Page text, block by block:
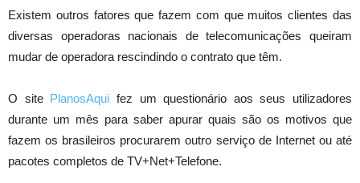
Existem outros fatores que fazem com que muitos clientes das
diversas operadoras nacionais de telecomunicações queiram
mudar de operadora rescindindo o contrato que têm.
O site PlanosAqui fez um questionário aos seus utilizadores
durante um mês para saber apurar quais são os motivos que
fazem os brasileiros procurarem outro serviço de Internet ou até
pacotes completos de TV+Net+Telefone.